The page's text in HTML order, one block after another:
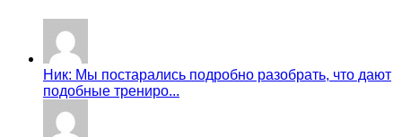
Ник: Мы постарались подробно разобрать, что дают
подобные трениро...